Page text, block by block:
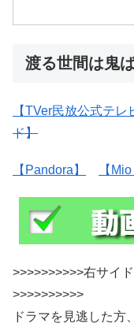
渡る世間は鬼
【TVer民放公式テレ
ド】
【Pandora】 【
>>>>>>>>>>右サイ
>>>>>>>>>>
ドラマを見逃した方